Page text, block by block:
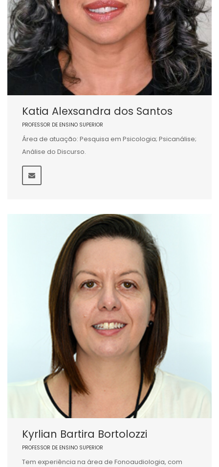
Katia Alexsandra dos Santos
PROFESSOR DE ENSINO SUPERIOR
Área de atuação: Pesquisa em Psicologia; Psicanálise;
Análise do Discurso.
Kyrlian Bartira Bortolozzi
PROFESSOR DE ENSINO SUPERIOR
Tem experiência na área de Fonoaudiologia, com